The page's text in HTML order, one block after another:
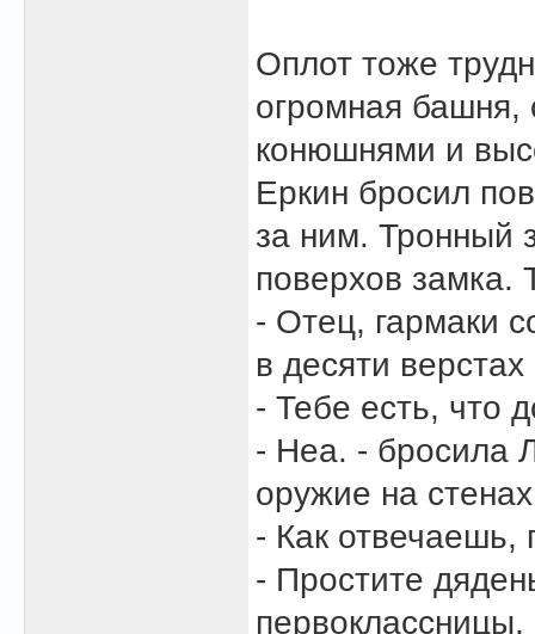
Оплот тоже
огромная
конюшнями и
Еркин бросил
за ним. Тронный
поверхов
- Отец, гармаки
в десяти
- Тебе есть, что
- Неа. - бросила
оружие на
- Как отвечаешь,
- Простите